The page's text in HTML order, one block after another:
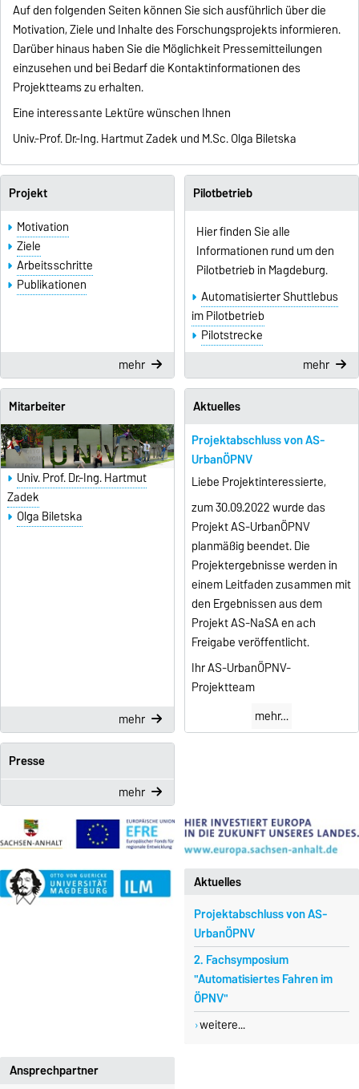
Auf den folgenden Seiten können Sie sich ausführlich über die
Motivation, Ziele und Inhalte des Forschungsprojekts informieren.
Darüber hinaus haben Sie die Möglichkeit Pressemitteilungen
einzusehen und bei Bedarf die Kontaktinformationen des
Projektteams zu erhalten.
Eine interessante Lektüre wünschen Ihnen
Univ.-Prof. Dr.-Ing. Hartmut Zadek und M.Sc. Olga Biletska
Projekt
Motivation
Ziele
Arbeitsschritte
Publikationen
mehr
Pilotbetrieb
Hier finden Sie alle
Informationen rund um den
Pilotbetrieb in Magdeburg.
Automatisierter Shuttlebus
im Pilotbetrieb
Pilotstrecke
mehr
Mitarbeiter
Univ. Prof. Dr.-Ing. Hartmut
Zadek
Olga Biletska
mehr
Aktuelles
Projektabschluss von AS-
UrbanÖPNV
Liebe Projektinteressierte,
zum 30.09.2022 wurde das
Projekt AS-UrbanÖPNV
planmäßig beendet. Die
Projektergebnisse werden in
einem Leitfaden zusammen mit
den Ergebnissen aus dem
Projekt AS-NaSA en ach
Freigabe veröffentlicht.
Ihr AS-UrbanÖPNV-
Projektteam
mehr…
Presse
mehr
Aktuelles
Projektabschluss von AS-
UrbanÖPNV
2. Fachsymposium
"Automatisiertes Fahren im
ÖPNV"
weitere...
Ansprechpartner